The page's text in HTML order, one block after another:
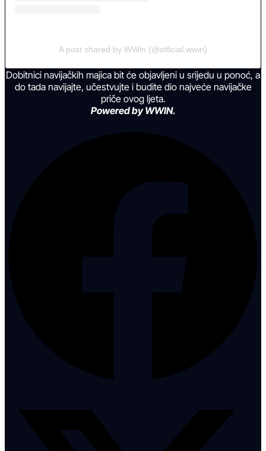
A post shared by WWin (@official.wwin)
Dobitnici navijačkih majica bit će objavljeni u srijedu u ponoć, a
do tada navijajte, učestvujte i budite dio najveće navijačke
priče ovog ljeta.
Powered by WWIN.